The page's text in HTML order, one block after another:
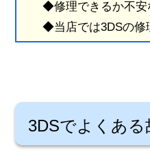
◆修理できるか不
◆当店では3DSの
3DSでよくある